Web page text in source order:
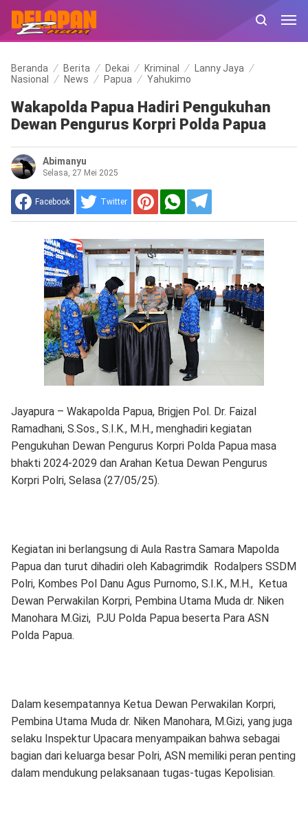
Beranda Berita Dekai Kriminal
Lanny Jaya
Nasional
News Papua Yahukimo
Wakapolda Papua Hadiri Pengukuhan
Dewan Pengurus Korpri Polda Papua
Abimanyu
Selasa, 27 Mei 2025
Facebook Twitter
Jayapura – Wakapolda Papua, Brigjen Pol. Dr. Faizal
Ramadhani, S.Sos., S.I.K., M.H., menghadiri kegiatan
Pengukuhan Dewan Pengurus Korpri Polda Papua masa
bhakti 2024-2029 dan Arahan Ketua Dewan Pengurus
Korpri Polri, Selasa (27/05/25).
Kegiatan ini berlangsung di Aula Rastra Samara Mapolda
Papua dan turut dihadiri oleh Kabagrimdik Rodalpers SSDM
Polri, Kombes Pol Danu Agus Purnomo, S.I.K., M.H., Ketua
Dewan Perwakilan Korpri, Pembina Utama Muda dr. Niken
Manohara M.Gizi, PJU Polda Papua beserta Para ASN
Polda Papua.
Dalam kesempatannya Ketua Dewan Perwakilan Korpri,
Pembina Utama Muda dr. Niken Manohara, M.Gizi, yang juga
selaku Inspektur Upacara menyampaikan bahwa sebagai
bagian dari keluarga besar Polri, ASN memiliki peran penting
dalam mendukung pelaksanaan tugas-tugas Kepolisian.